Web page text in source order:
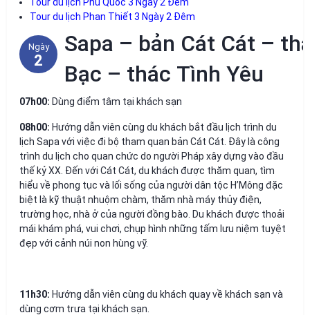
Tour du lịch Phan Thiết 3 Ngày 2 Đêm
Ngày
2
Sapa – bản Cát Cát –
Bạc – thác Tình Yêu
07h00: Dùng điểm tâm tại khách sạn
08h00: Hướng dẫn viên cùng du khách bắt đầu lịch trình du
lịch Sapa với việc đi bộ tham quan bản Cát Cát. Đây là công
trình du lịch cho quan chức do người Pháp xây dựng vào đầu
thế kỷ XX. Đến với Cát Cát, du khách được thăm quan, tìm
hiểu về phong tục và lối sống của người dân tộc H’Mông đặc
biệt là kỹ thuật nhuộm chàm, thăm nhà máy thủy điện,
trường học, nhà ở của người đồng bào. Du khách được thoải
mái khám phá, vui chơi, chụp hình những tấm lưu niệm tuyệt
đẹp với cảnh núi non hùng vỹ.
11h30: Hướng dẫn viên cùng du khách quay về khách sạn và
dùng cơm trưa tại khách sạn.